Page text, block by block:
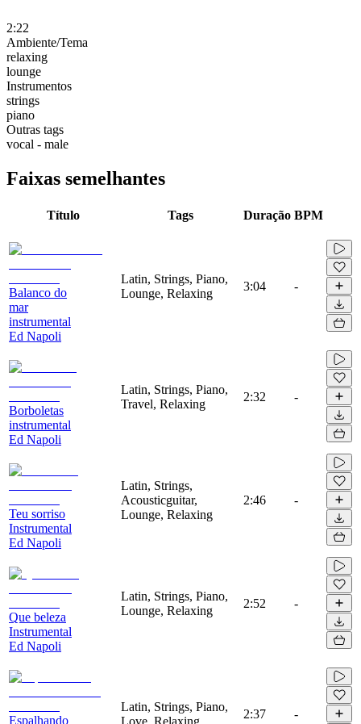
2:22
Ambiente/Tema
relaxing
lounge
Instrumentos
strings
piano
Outras tags
vocal - male
Faixas semelhantes
Título Tags Duração BPM
Balanco do
mar
instrumental
Ed Napoli
Latin, Strings, Piano,
Lounge, Relaxing
3:04 -
Borboletas
instrumental
Ed Napoli
Latin, Strings, Piano,
Travel, Relaxing
2:32 -
Teu sorriso
Instrumental
Ed Napoli
Latin, Strings,
Acousticguitar,
Lounge, Relaxing
2:46 -
Que beleza
Instrumental
Ed Napoli
Latin, Strings, Piano,
Lounge, Relaxing
2:52 -
Espalhando
Latin, Strings, Piano,
Love, Relaxing
2:37 -